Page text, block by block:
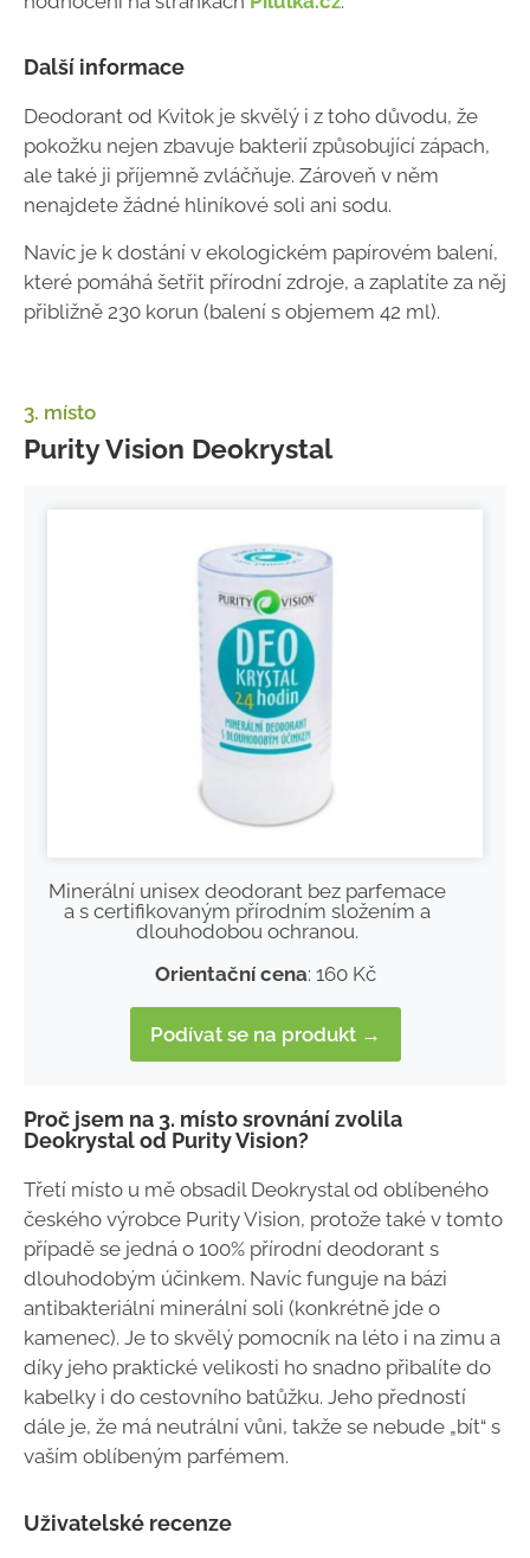
Další informace
Deodorant od Kvitok je skvělý i z toho důvodu, že
pokožku nejen zbavuje bakterií způsobující zápach,
ale také ji příjemně zvláčňuje. Zároveň v něm
nenajdete žádné hliníkové soli ani sodu.
Navíc je k dostání v ekologickém papírovém balení,
které pomáhá šetřit přírodní zdroje, a zaplatíte za něj
přibližně 230 korun (balení s objemem 42 ml).
3. místo
Purity Vision Deokrystal
Minerální unisex deodorant bez parfemace
a s certifikovaným přírodním složením a
dlouhodobou ochranou.
Orientační cena: 160 Kč
Podívat se na produkt →
Proč jsem na 3. místo srovnání zvolila
Deokrystal od Purity Vision?
Třetí místo u mě obsadil Deokrystal od oblíbeného
českého výrobce Purity Vision, protože také v tomto
případě se jedná o 100% přírodní deodorant s
dlouhodobým účinkem. Navíc funguje na bázi
antibakteriální minerální soli (konkrétně jde o
kamenec). Je to skvělý pomocník na léto i na zimu a
díky jeho praktické velikosti ho snadno přibalíte do
kabelky i do cestovního batůžku. Jeho předností
dále je, že má neutrální vůni, takže se nebude „bít“ s
vaším oblíbeným parfémem.
Uživatelské recenze